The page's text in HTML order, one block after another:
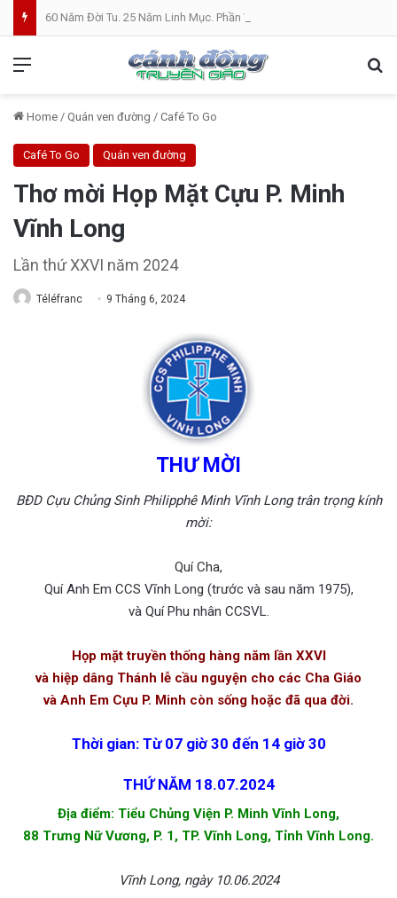
Home / Quán ven đường / Café To Go
Café To Go Quán ven đường
Thơ mời Họp Mặt Cựu P. Minh
Vĩnh Long
Lần thứ XXVI năm 2024
Téléfranc 9 Tháng 6, 2024
THƯ MỜI
BĐD Cựu Chủng Sinh Philipphê Minh Vĩnh Long trân trọng kính
mời:
Quí Cha,
Quí Anh Em CCS Vĩnh Long (trước và sau năm 1975),
và Quí Phu nhân CCSVL.
Họp mặt truyền thống hàng năm lần XXVI
và hiệp dâng Thánh lễ cầu nguyện cho các Cha Giáo
và Anh Em Cựu P. Minh còn sống hoặc đã qua đời.
Thời gian: Từ 07 giờ 30 đến 14 giờ 30
THỨ NĂM 18.07.2024
Địa điểm: Tiểu Chủng Viện P. Minh Vĩnh Long,
88 Trưng Nữ Vương, P. 1, TP. Vĩnh Long, Tỉnh Vĩnh Long.
Vĩnh Long, ngày 10.06.2024